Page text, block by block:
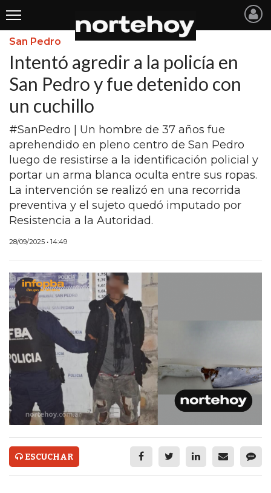
Últimas
Noticias
INICIO
NOTICIAS RECIENTES
SAN NICOLAS
RAMALLO
SAN PEDRO
PROVINCIA
PAIS
ECONOMÍA Y NEGOCIOS
ULTIMAS NOTICIAS
TEMAS DESTACADOS
TECNOLOGÍA
SERVICIOS
PRONÓSTICO
QUÉ ES
CHANGUITO.COM.AR Y
San Pedro
Intentó agredir a la policía en
San Pedro y fue detenido con
un cuchillo
#SanPedro | Un hombre de 37 años fue
aprehendido en pleno centro de San Pedro
luego de resistirse a la identificación policial y
portar un arma blanca oculta entre sus ropas.
La intervención se realizó en una recorrida
preventiva y el sujeto quedó imputado por
Resistencia a la Autoridad.
28/09/2025 • 14:49
ESCUCHAR